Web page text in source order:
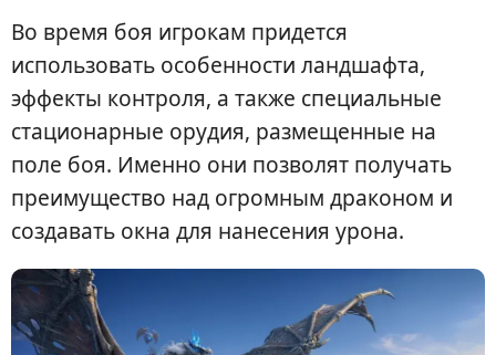
Во время боя игрокам придется
использовать особенности ландшафта,
эффекты контроля, а также специальные
стационарные орудия, размещенные на
поле боя. Именно они позволят получать
преимущество над огромным драконом и
создавать окна для нанесения урона.